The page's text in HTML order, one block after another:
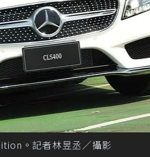
。記者林昱丞／攝影